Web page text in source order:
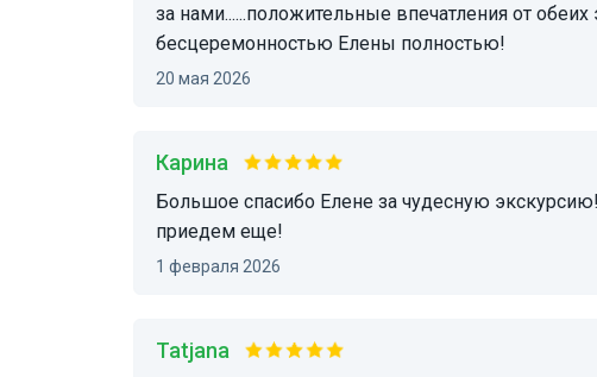
за нами......положительные впечатления от
бесцеремонностью Елены полностью!
20 мая 2026
Карина
Большое спасибо Елене за чудесную экскурсию! Мы отлично провели время. Обязательно
приедем еще!
1 февраля 2026
tatjana